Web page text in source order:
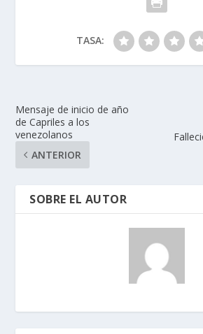
TASA:
Mensaje de inicio de año
de Capriles a los
venezolanos
ANTERIOR
SOBRE EL AUTOR